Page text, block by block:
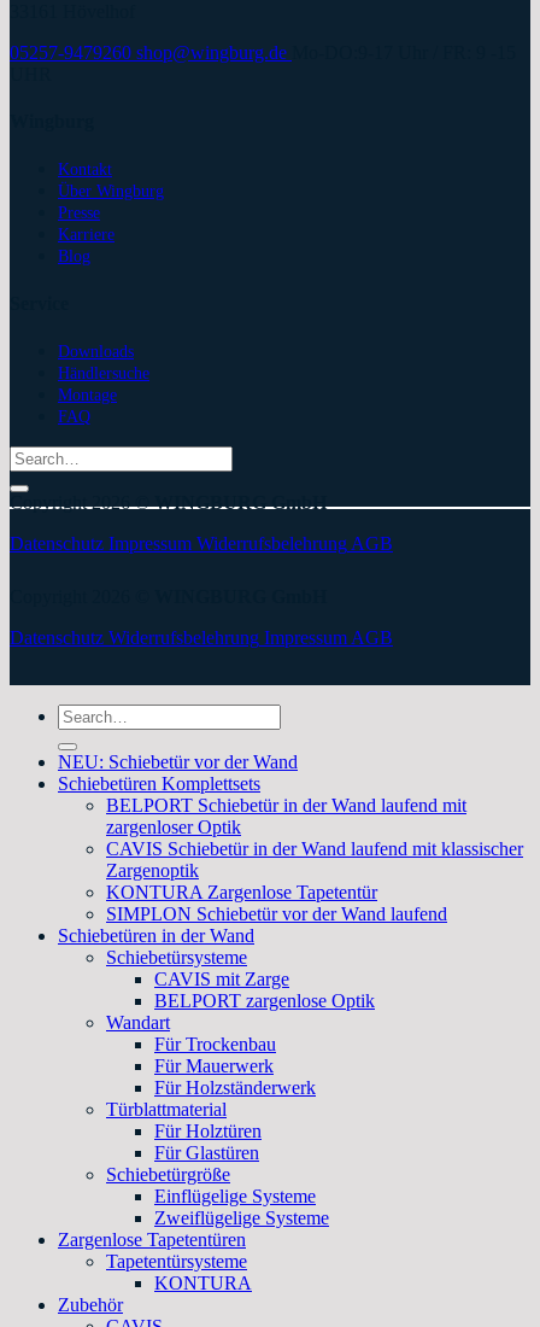
05257-9479260 shop@wingburg.de
Kontakt
Über Wingburg
Presse
Karriere
Blog
Downloads
Händlersuche
Montage
FAQ
Search
for:
Copyright 2026 ©WINGBURG GmbH
Datenschutz Impressum Widerrufsbelehrung AGB
Datenschutz Widerrufsbelehrung Impressum AGB
Search
for:
NEU: Schiebetür vor der Wand
Schiebetüren Komplettsets
BELPORT Schiebetür in der Wand laufend mit
zargenloser Optik
CAVIS Schiebetür in der Wand laufend mit klassischer
Zargenoptik
KONTURA Zargenlose Tapetentür
SIMPLON Schiebetür vor der Wand laufend
Schiebetüren in der Wand
Schiebetürsysteme
CAVIS mit Zarge
BELPORT zargenlose Optik
Wandart
Für Trockenbau
Für Mauerwerk
Für Holzständerwerk
Türblattmaterial
Für Holztüren
Für Glastüren
Schiebetürgröße
Einflügelige Systeme
Zweiflügelige Systeme
Zargenlose Tapetentüren
Tapetentürsysteme
KONTURA
Zubehör